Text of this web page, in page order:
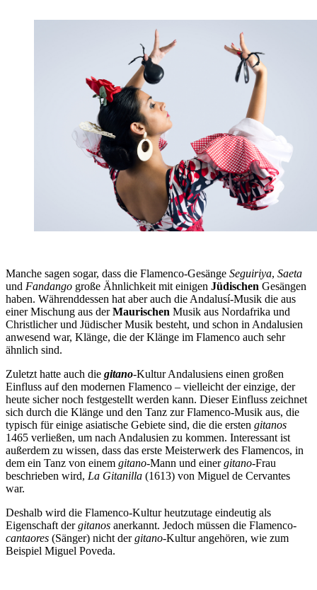
Manche sagen sogar, dass die Flamenco-Gesänge Seguiriya, Saeta
und Fandango große Ähnlichkeit mit einigen Jüdischen Gesängen
haben. Währenddessen hat aber auch die Andalusí-Musik die aus
einer Mischung aus derMaurischen Musik aus Nordafrika und
Christlicher und Jüdischer Musik besteht, und schon in Andalusien
anwesend war, Klänge, die der Klänge im Flamenco auch sehr
ähnlich sind.
Zuletzt hatte auch die gitano-Kultur Andalusiens einen großen
Einfluss auf den modernen Flamenco – vielleicht der einzige, der
heute sicher noch festgestellt werden kann. Dieser Einfluss zeichnet
sich durch die Klänge und den Tanz zur Flamenco-Musik aus, die
typisch für einige asiatische Gebiete sind, die die ersten gitanos
1465 verließen, um nach Andalusien zu kommen. Interessant ist
außerdem zu wissen, dass das erste Meisterwerk des Flamencos, in
dem ein Tanz von einem gitano-Mann und einergitano-Frau
beschrieben wird, La Gitanilla (1613) von Miguel de Cervantes
war.
Deshalb wird die Flamenco-Kultur heutzutage eindeutig als
Eigenschaft dergitanos anerkannt. Jedoch müssen die Flamenco-
cantaores (Sänger) nicht dergitano-Kultur angehören, wie zum
Beispiel Miguel Poveda.